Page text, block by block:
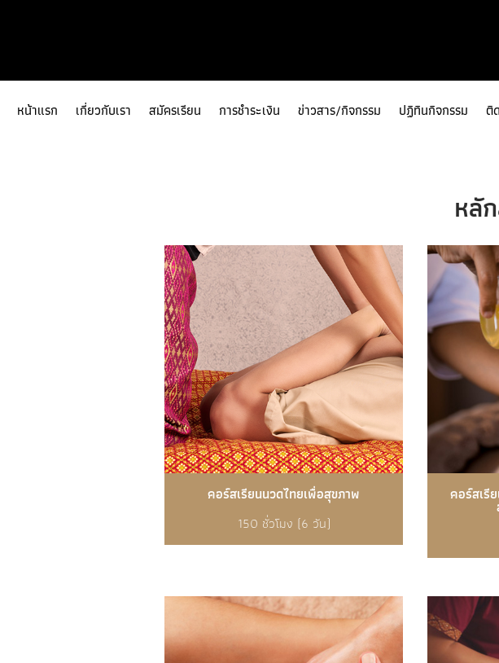
หน้าแรก เกี่ยวกับเรา สมัครเรียน การชำระเงิน ข่าวสาร/กิจกรรม ปฏิทินกิจกรรม ติ
หลั
รายละเอียดเพิ่มเติม
คอร์สเรียนนวดไทยเพื่อสุขภาพ
150 ชั่วโมง (6 วัน)
คอร์สเรี